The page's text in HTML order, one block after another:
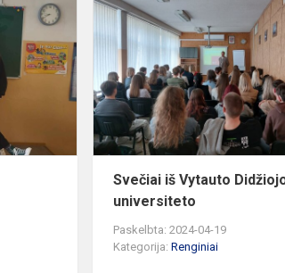
Literacy
Svečiai iš Vytauto
universiteto
Paskelbta: 2024-04-19
Kategorija:Renginiai